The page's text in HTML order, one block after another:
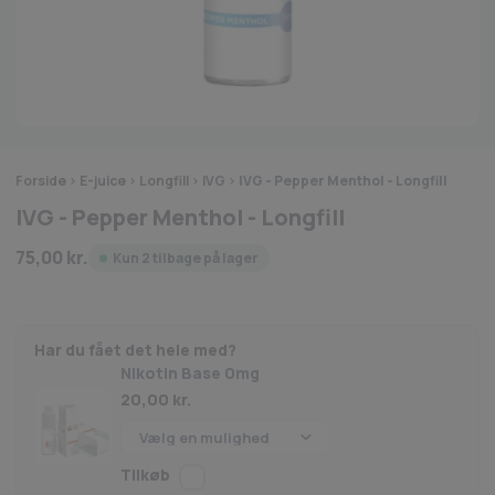
Forside > E-juice > Longfill > IVG > IVG - Pepper Menthol - Longfill
IVG - Pepper Menthol - Longfill
75,00 kr.
Har du fået det hele med?
Nikotin Base 0mg
20,00 kr.